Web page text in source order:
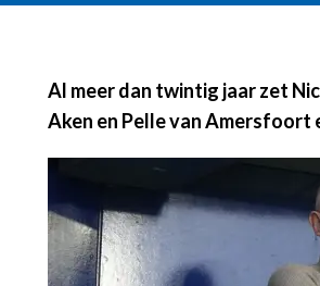
Al meer dan twintig jaar zet
Aken en Pelle van Amersfoort